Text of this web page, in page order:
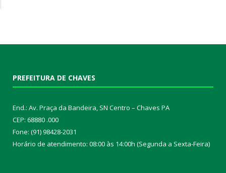
PREFEITURA DE CHAVES
End.: Av. Praça da Bandeira, SN Centro – Chaves PA
CEP: 68880 .000
Fone: (91) 98428-2031
Horário de atendimento: 08:00 às 14:00h (Segunda a Sexta-Feira)